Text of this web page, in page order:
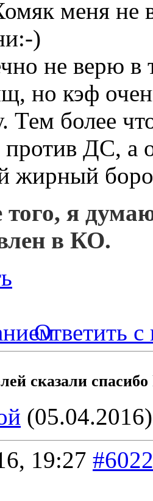
меня не
)
не верю в
но кэф
Тем более
против ДС, а
жирный
я
в КО.
Ответить с
сказали
19:27 #6022